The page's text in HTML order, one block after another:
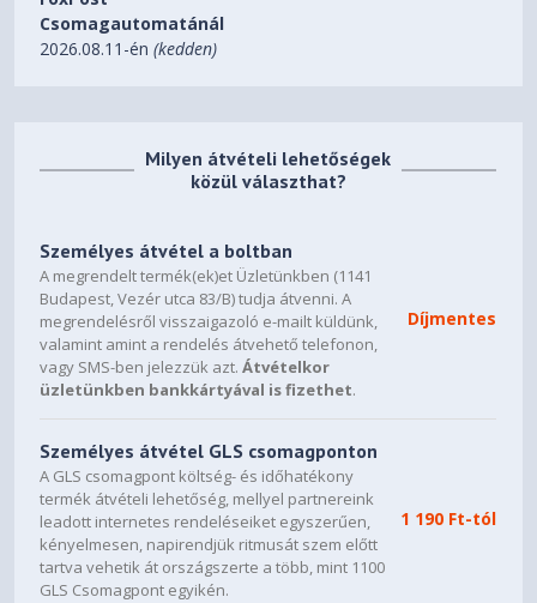
Csomagautomatánál
2026.08.11-én(kedden)
Milyen átvételi lehetőségek
közül választhat?
Személyes átvétel a boltban
A megrendelt termék(ek)et Üzletünkben (1141
Budapest, Vezér utca 83/B) tudja átvenni. A
megrendelésről visszaigazoló e-mailt küldünk,
valamint amint a rendelés átvehető telefonon,
vagy SMS-ben jelezzük azt.Átvételkor
üzletünkben bankkártyával is fizethet.
Díjmentes
Személyes átvétel GLS csomagponton
A GLS csomagpont költség- és időhatékony
termék átvételi lehetőség, mellyel partnereink
leadott internetes rendeléseiket egyszerűen,
kényelmesen, napirendjük ritmusát szem előtt
tartva vehetik át országszerte a több, mint 1100
GLS Csomagpont egyikén.
1 190 Ft-tól